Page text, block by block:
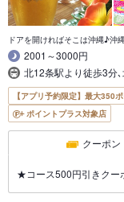
ドアを開ければそこは沖縄♪沖
2001～3000円
北12条駅より徒歩3分
【アプリ予約限定】最大350
ポイントプラス対象店
クーポン
★コース500円引きク